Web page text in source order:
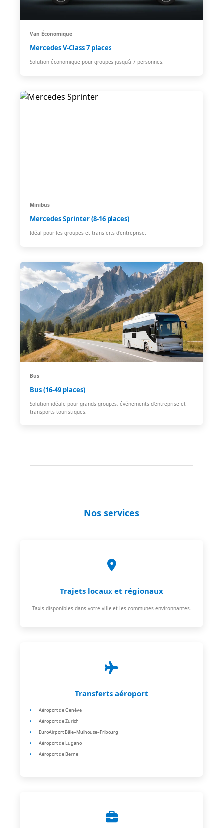
Van Économique
Mercedes V-Class 7 places
Solution économique pour groupes jusqu'à 7 personnes.
Minibus
Mercedes Sprinter (8-16 places)
Idéal pour les groupes et transferts d'entreprise.
Bus
Bus (16-49 places)
Solution idéale pour grands groupes, événements d'entreprise et
transports touristiques.
Nos services
Trajets locaux et régionaux
Taxis disponibles dans votre ville et les communes environnantes.
Transferts aéroport
Aéroport de Genève
Aéroport de Zurich
EuroAirport Bâle–Mulhouse–Fribourg
Aéroport de Lugano
Aéroport de Berne